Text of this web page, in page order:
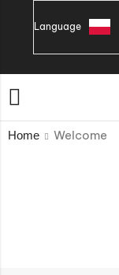
Language
Home Welcome